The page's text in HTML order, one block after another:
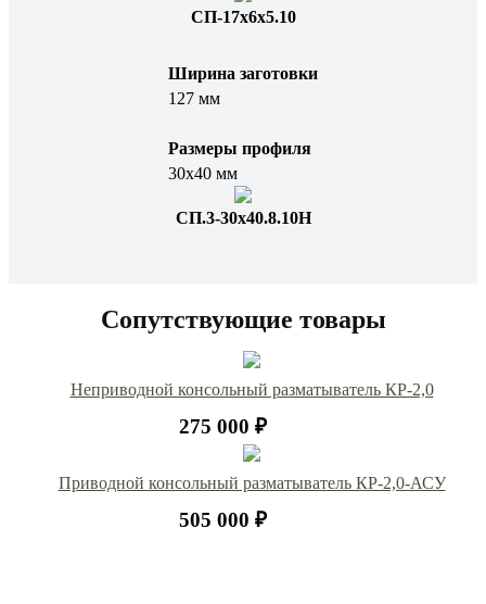
СП-17х6х5.10
Ширина заготовки
127 мм
Размеры профиля
30х40 мм
СП.3-30х40.8.10Н
Сопутствующие товары
Неприводной консольный разматыватель КР-2,0
275 000 ₽
Приводной консольный разматыватель КР-2,0-АСУ
505 000 ₽